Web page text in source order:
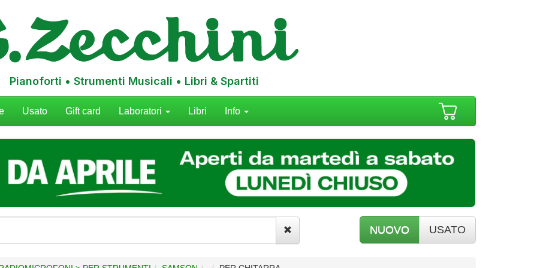
Pianoforti • Strumenti Musicali • Libri & Spartiti
Usato Gift card Laboratori Libri Info
NUOVO USATO